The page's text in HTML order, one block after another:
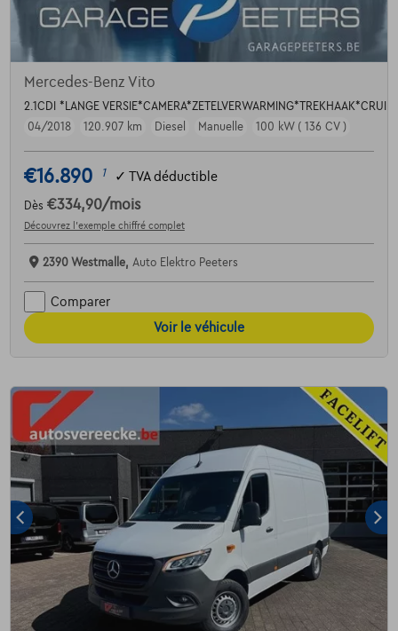
Mercedes-Benz Vito
2.1CDI *LANGE VERSIE*CAMERA*ZETELVERWARMING*TREKHAAK*CRUI
04/2018
120.907 km Diesel Manuelle 100 kW ( 136 CV )
€16.890 1 ✓ TVA déductible
Dès €334,90/mois
Découvrez l’exemple chiffré complet
2390 Westmalle, Auto Elektro Peeters
Comparer
Voir le véhicule